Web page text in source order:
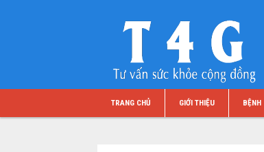
TRANG CHỦ GIỚI THIỆU BỆNH